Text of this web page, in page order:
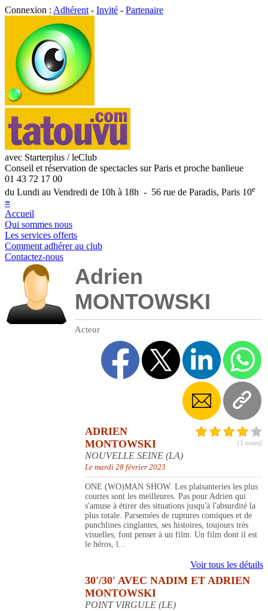
Connexion : Adhérent - Invité - Partenaire
avec Starterplus / leClub
Conseil et réservation de spectacles sur Paris et proche banlieue
01 43 72 17 00
du Lundi au Vendredi de 10h à 18h - 56 rue de Paradis, Paris 10e
≡
Accueil
Qui sommes nous
Les services offerts
Comment adhérer au club
Contactez-nous
Adrien
MONTOWSKI
Acteur
(1 notes)
ADRIEN
MONTOWSKI
NOUVELLE SEINE (LA)
Le mardi 28 février 2023
ONE (WO)MAN SHOW. Les plaisanteries les plus
courtes sont les meilleures. Pas pour Adrien qui
s'amuse à étirer des situations jusqu'à l'absurdité la
plus totale. Parsemées de ruptures comiques et de
punchlines cinglantes, ses histoires, toujours très
visuelles, font penser à un film. Un film dont il est
le héros, l...
Voir tous les détails
30'/30' AVEC NADIM ET ADRIEN
MONTOWSKI
POINT VIRGULE (LE)